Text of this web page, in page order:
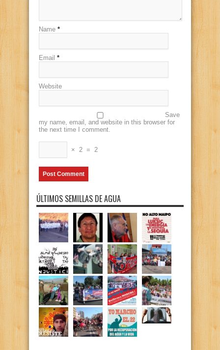
Name *
Email *
Website
Save
my name, email, and website in this browser for
the next time I comment.
× 2 = 2
ÚLTIMOS SEMILLAS DE AGUA